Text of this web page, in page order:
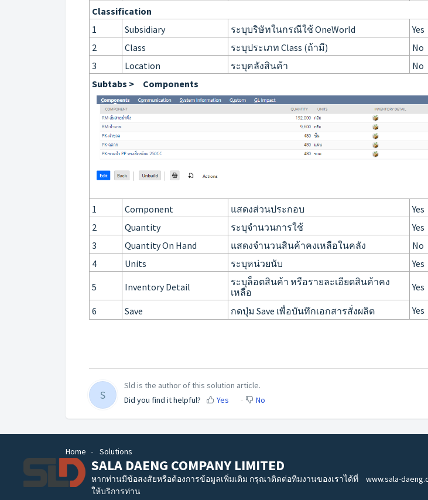
Classification
1
Subsidiary ระบุบริษัทในกรณีใช้ OneWorld
Yes
2
Class ระบุประเภท Class (ถ้ามี)
No
3
Location ระบุคลังสินค้า
No
Subtabs > Components
1 Component แสดงส่วนประกอบ
Yes
2
Quantity ระบุจำนวนการใช้
Yes
3
Quantity On Hand แสดงจำนวนสินค้าคงเหลือในคลัง
No
4
Units ระบุหน่วยนับ
Yes
5
Inventory Detail
ระบุล็อตสินค้า หรือรายละเอียดสินค้าคง
เหลือ
Yes
6 Save กดปุ่ม Save เพื่อบันทึกเอกสารสั่งผลิต Yes
S
Sld is the author of this solution article.
Did you find it helpful?
Yes No
Home Solutions
SALA DAENG COMPANY LIMITED
หากท่านมีข้อสงสัยหรือต้องการข้อมูลเพิ่มเติม กรุณาติดต่อทีมงานของเราได้ที่ www.sala-
ให้บริการท่าน